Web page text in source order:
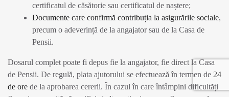
certificatul de căsătorie sau certificatul de naștere;
Documente care confirmă contribuția la asigurările sociale,
precum o adeverință de la angajator sau de la Casa de
Pensii.
Dosarul complet poate fi depus fie la angajator, fie direct la Casa
de Pensii. De regulă, plata ajutorului se efectuează în termen de 24
de ore de la aprobarea cererii. În cazul în care întâmpini dificultăți